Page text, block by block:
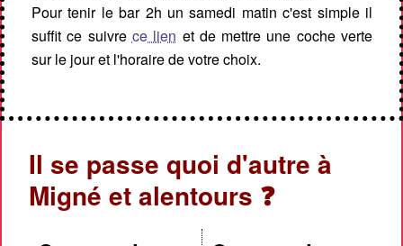
Pour tenir le bar 2h un samedi matin c'est simple il
suffit ce suivre ce lien et de mettre une coche verte
sur le jour et l'horaire de votre choix.
Il se passe quoi d'autre à
Migné et alentours ❓